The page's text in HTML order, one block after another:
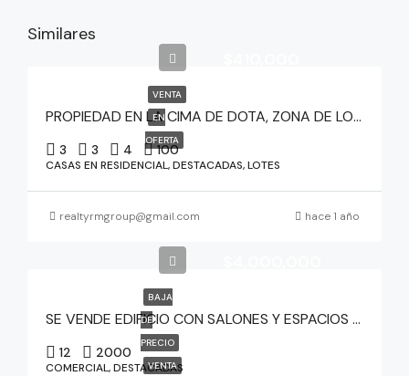
Similares
VENTA
EN
OFERTA
PROPIEDAD EN LA CIMA DE DOTA, ZONA DE LOS SANTOS
3 3 4 100
CASAS EN RESIDENCIAL, DESTACADAS, LOTES
realtyrmgroup@gmail.com hace 1 año
BAJA
DE
PRECIO
VENTA
SE VENDE EDIFICIO CON SALONES Y ESPACIOS COMUNES
12 2000
COMERCIAL, DESTACADAS